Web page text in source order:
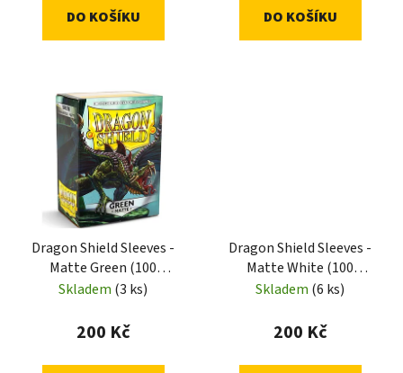
DO KOŠÍKU DO KOŠÍKU
Dragon Shield Sleeves -
Matte Green (100
Sleeves)
Skladem (3 ks)
200 Kč
Dragon Shield Sleeves -
Matte White (100
Sleeves)
Skladem (6 ks)
200 Kč